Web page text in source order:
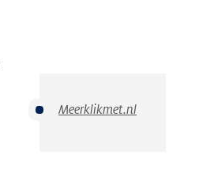
Meerklikmet.nl